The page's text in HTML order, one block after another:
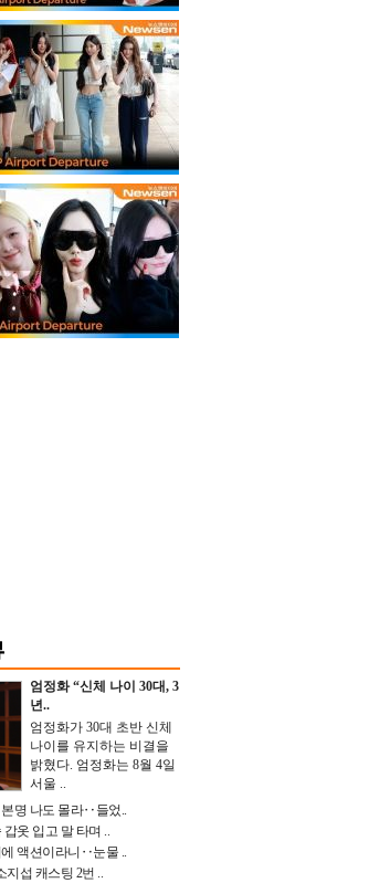
엄정화 “신체 나이 30대, 3
년..
엄정화가 30대 초반 신체
나이를 유지하는 비결을
밝혔다. 엄정화는 8월 4일
서울 ..
본명 나도 몰라‥들었..
갑옷 입고 말 타며 ..
에 액션이라니‥눈물 ..
지섭 캐스팅 2번 ..